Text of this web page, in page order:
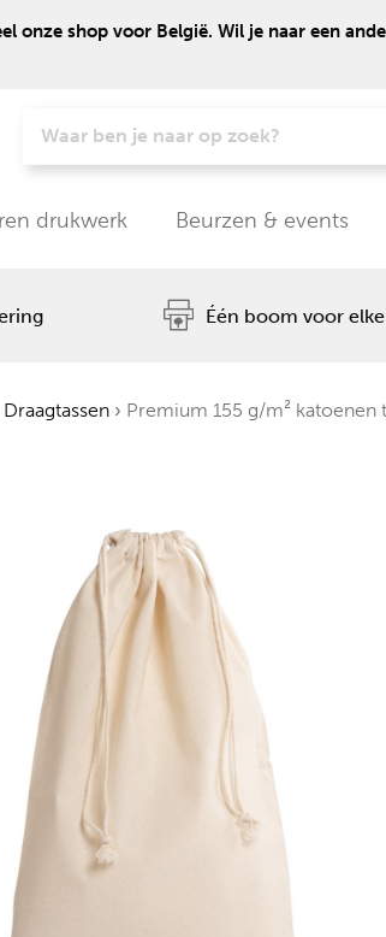
onze shop voor België. Wil je naar een
drukwerk Beurzen & events
Één boom voor
Draagtassen › Premium 155 g/m²